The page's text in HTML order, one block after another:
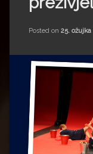
Impressum
Milenko Strižak
Drugi autori
Drugi autori
Matea Andrić
Ljiljana Lekanić-
Željko Krznarić
Mario Lovreković
Posted on 25. ožujka